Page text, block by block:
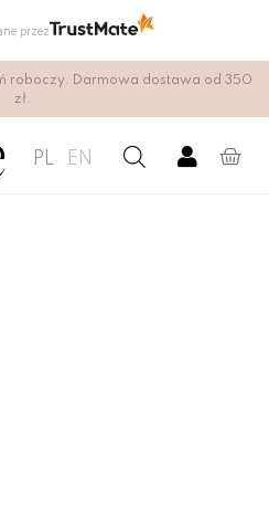
roboczy. Darmowa dostawa od 350
zł.
PL EN
przez